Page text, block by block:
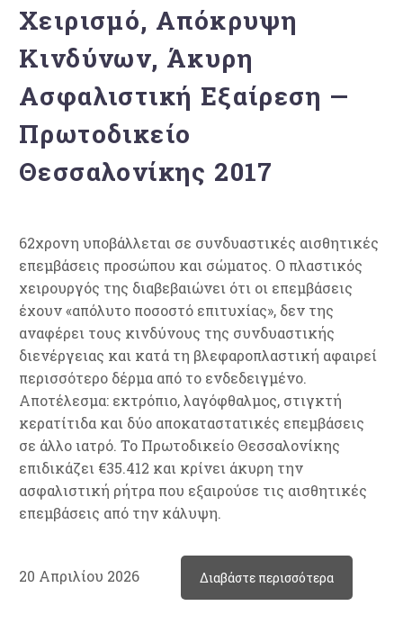
Χειρισμό, Απόκρυψη
Κινδύνων, Άκυρη
Ασφαλιστική Εξαίρεση —
Πρωτοδικείο
Θεσσαλονίκης 2017
62χρονη υποβάλλεται σε συνδυαστικές αισθητικές
επεμβάσεις προσώπου και σώματος. Ο πλαστικός
χειρουργός της διαβεβαιώνει ότι οι επεμβάσεις
έχουν «απόλυτο ποσοστό επιτυχίας», δεν της
αναφέρει τους κινδύνους της συνδυαστικής
διενέργειας και κατά τη βλεφαροπλαστική αφαιρεί
περισσότερο δέρμα από το ενδεδειγμένο.
Αποτέλεσμα: εκτρόπιο, λαγόφθαλμος, στιγκτή
κερατίτιδα και δύο αποκαταστατικές επεμβάσεις
σε άλλο ιατρό. Το Πρωτοδικείο Θεσσαλονίκης
επιδικάζει €35.412 και κρίνει άκυρη την
ασφαλιστική ρήτρα που εξαιρούσε τις αισθητικές
επεμβάσεις από την κάλυψη.
20 Απριλίου 2026 Διαβάστε περισσότερα